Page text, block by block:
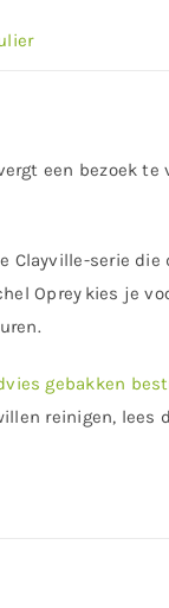
een bezoek te
Clayville-serie die
Oprey kies je
gebakken
reinigen, lees